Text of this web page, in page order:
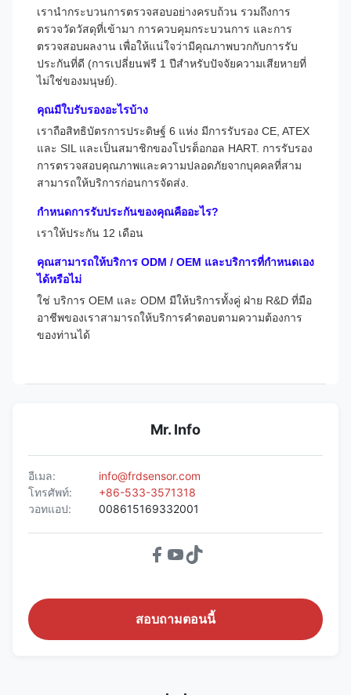
เรานํากระบวนการตรวจสอบอย่างครบถ้วน รวมถึงการ
ตรวจวัดวัสดุที่เข้ามา การควบคุมกระบวนการ และการ
ตรวจสอบผลงาน เพื่อให้แน่ใจว่ามีคุณภาพบวกกับการรับ
ประกันที่ดี (การเปลี่ยนฟรี 1 ปีสําหรับปัจจัยความเสียหายที่
ไม่ใช่ของมนุษย์).
คุณมีใบรับรองอะไรบ้าง
เราถือสิทธิบัตรการประดิษฐ์ 6 แห่ง มีการรับรอง CE, ATEX
และ SIL และเป็นสมาชิกของโปรต็อกอล HART. การรับรอง
การตรวจสอบคุณภาพและความปลอดภัยจากบุคคลที่สาม
สามารถให้บริการก่อนการจัดส่ง.
กําหนดการรับประกันของคุณคืออะไร?
เราให้ประกัน 12 เดือน
คุณสามารถให้บริการ ODM / OEM และบริการที่กําหนดเอง
ได้หรือไม่
ใช่ บริการ OEM และ ODM มีให้บริการทั้งคู่ ฝ่าย R&D ที่มือ
อาชีพของเราสามารถให้บริการคําตอบตามความต้องการ
ของท่านได้
Mr. Info
อีเมล:
info@frdsensor.com
โทรศัพท์:
+86-533-3571318
วอทแอป:
008615169332001
สอบถามตอนนี้